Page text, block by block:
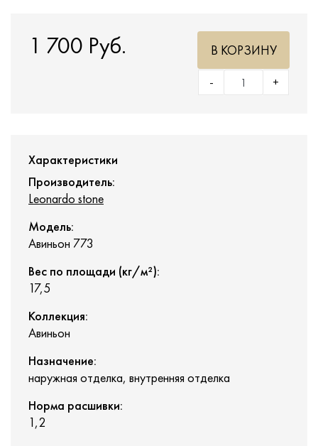
1 700 Руб.
+
-
В КОРЗИНУ
Характеристики
Производитель:
Leonardo stone
Модель:
Авиньон 773
Вес по площади (кг/м²):
17,5
Коллекция:
Авиньон
Назначение:
наружная отделка, внутренняя отделка
Норма расшивки:
1,2